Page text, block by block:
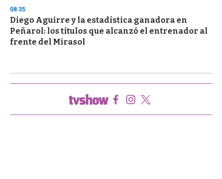
08:35
Diego Aguirre y la estadística ganadora en
Peñarol: los títulos que alcanzó el entrenador al
frente del Mirasol